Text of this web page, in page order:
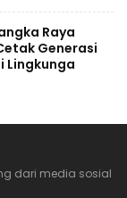
Raya
Generasi
Lingkunga
dari media sosial